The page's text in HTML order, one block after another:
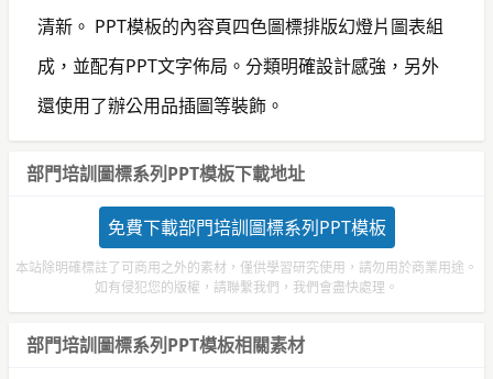
清新。 PPT模板的內容頁四色圖標排版幻燈片圖表組
成，並配有PPT文字佈局。分類明確設計感強，另外
還使用了辦公用品插圖等裝飾。
部門培訓圖標系列PPT模板下載地址
免費下載部門培訓圖標系列PPT模板
本站除明確標註了可商用之外的素材，僅供學習研究使用，請勿用於商業用途。
如有侵犯您的版權，請聯繫我們，我們會盡快處理。
部門培訓圖標系列PPT模板相關素材